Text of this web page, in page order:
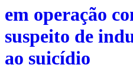
em operação
suspeito de
ao suicídio